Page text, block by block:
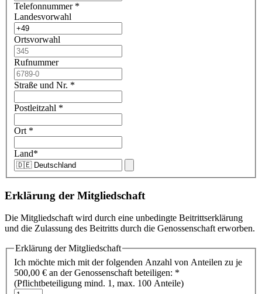
Telefonnummer *
Landesvorwahl
Ortsvorwahl
Rufnummer
Straße und Nr. *
Postleitzahl *
Ort *
Land*
Erklärung der Mitgliedschaft
Die Mitgliedschaft wird durch eine unbedingte Beitrittserklärung
und die Zulassung des Beitritts durch die Genossenschaft erworben.
Erklärung der Mitgliedschaft
Ich möchte mich mit der folgenden Anzahl von Anteilen zu je
500,00 € an der Genossenschaft beteiligen: *
(Pflichtbeteiligung mind. 1, max. 100 Anteile)